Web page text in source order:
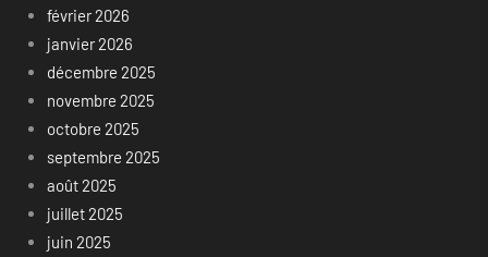
février 2026
janvier 2026
décembre 2025
novembre 2025
octobre 2025
septembre 2025
août 2025
juillet 2025
juin 2025